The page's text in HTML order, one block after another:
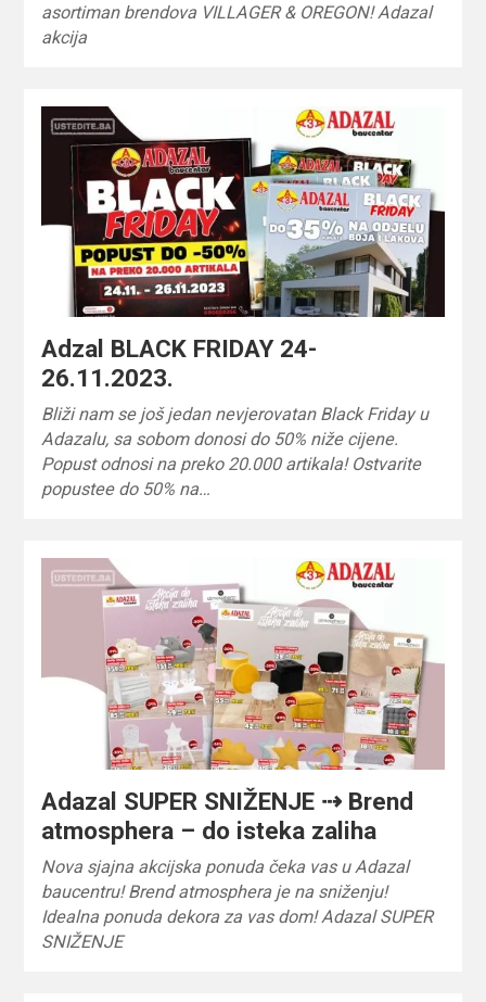
asortiman brendova VILLAGER & OREGON! Adazal
akcija
Adzal BLACK FRIDAY 24-
26.11.2023.
Bliži nam se još jedan nevjerovatan Black Friday u
Adazalu, sa sobom donosi do 50% niže cijene.
Popust odnosi na preko 20.000 artikala! Ostvarite
popustee do 50% na…
Adazal SUPER SNIŽENJE ⇢ Brend
atmosphera – do isteka zaliha
Nova sjajna akcijska ponuda čeka vas u Adazal
baucentru! Brend atmosphera je na sniženju!
Idealna ponuda dekora za vas dom! Adazal SUPER
SNIŽENJE